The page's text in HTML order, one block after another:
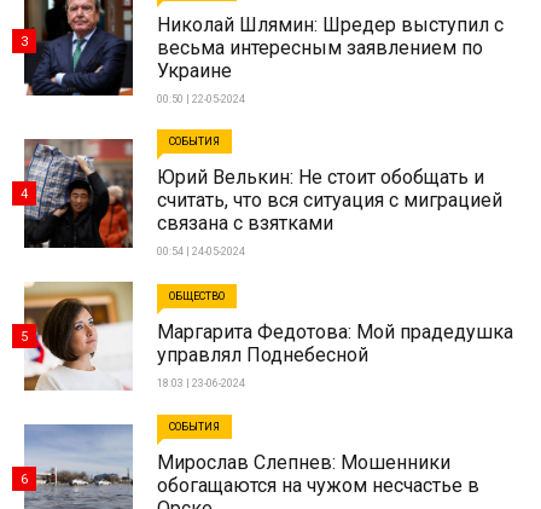
Николай Шлямин: Шредер выступил с
весьма интересным заявлением по
Украине
00:50 | 22-05-2024
3
СОБЫТИЯ
Юрий Велькин: Не стоит обобщать и
считать, что вся ситуация с миграцией
связана с взятками
00:54 | 24-05-2024
4
ОБЩЕСТВО
Маргарита Федотова: Мой прадедушка
управлял Поднебесной
18:03 | 23-06-2024
5
СОБЫТИЯ
Мирослав Слепнев: Мошенники
обогащаются на чужом несчастье в
6